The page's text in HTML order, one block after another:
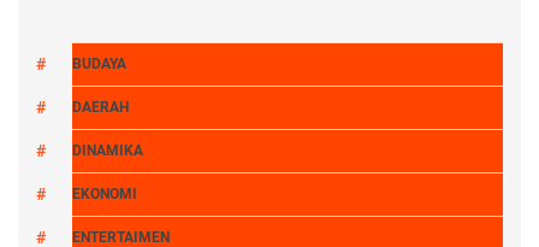
BUDAYA
DAERAH
DINAMIKA
EKONOMI
ENTERTAIMEN